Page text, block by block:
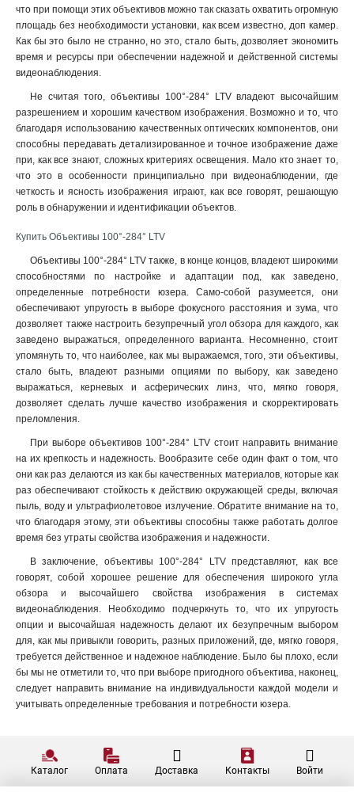
что при помощи этих объективов можно так сказать охватить огромную
площадь без необходимости установки, как всем известно, доп камер.
Как бы это было не странно, но это, стало быть, дозволяет экономить
время и ресурсы при обеспечении надежной и действенной системы
видеонаблюдения.
Не считая того, объективы 100°-284° LTV владеют высочайшим
разрешением и хорошим качеством изображения. Возможно и то, что
благодаря использованию качественных оптических компонентов, они
способны передавать детализированное и точное изображение даже
при, как все знают, сложных критериях освещения. Мало кто знает то,
что это в особенности принципиально при видеонаблюдении, где
четкость и ясность изображения играют, как все говорят, решающую
роль в обнаружении и идентификации объектов.
Купить Объективы 100°-284° LTV
Объективы 100°-284° LTV также, в конце концов, владеют широкими
способностями по настройке и адаптации под, как заведено,
определенные потребности юзера. Само-собой разумеется, они
обеспечивают упругость в выборе фокусного расстояния и зума, что
дозволяет также настроить безупречный угол обзора для каждого, как
заведено выражаться, определенного варианта. Несомненно, стоит
упомянуть то, что наиболее, как мы выражаемся, того, эти объективы,
стало быть, владеют разными опциями по выбору, как заведено
выражаться, керневых и асферических линз, что, мягко говоря,
дозволяет сделать лучше качество изображения и скорректировать
преломления.
При выборе объективов 100°-284° LTV стоит направить внимание
на их крепкость и надежность. Вообразите себе один факт о том, что
они как раз делаются из как бы качественных материалов, которые как
раз обеспечивают стойкость к действию окружающей среды, включая
пыль, воду и ультрафиолетовое излучение. Обратите внимание на то,
что благодаря этому, эти объективы способны также работать долгое
время без утраты свойства изображения и надежности.
В заключение, объективы 100°-284° LTV представляют, как все
говорят, собой хорошее решение для обеспечения широкого угла
обзора и высочайшего свойства изображения в системах
видеонаблюдения. Необходимо подчеркнуть то, что их упругость
опции и высочайшая надежность делают их безупречным выбором
для, как мы привыкли говорить, разных приложений, где, мягко говоря,
требуется действенное и надежное наблюдение. Было бы плохо, если
бы мы не отметили то, что при выборе пригодного объектива, наконец,
следует направить внимание на индивидуальности каждой модели и
учитывать определенные требования и потребности юзера.
Каталог Оплата Доставка Контакты Войти